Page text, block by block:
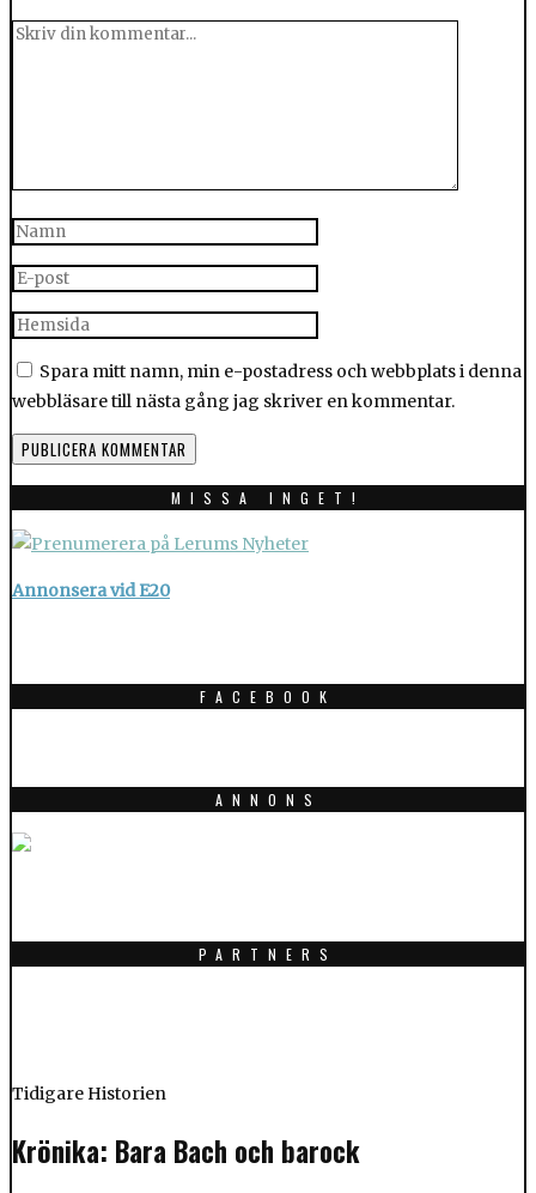
Spara mitt namn, min e-postadress och webbplats i denna
webbläsare till nästa gång jag skriver en kommentar.
MISSA INGET!
Annonsera vid E20
FACEBOOK
ANNONS
PARTNERS
Tidigare Historien
Krönika: Bara Bach och barock